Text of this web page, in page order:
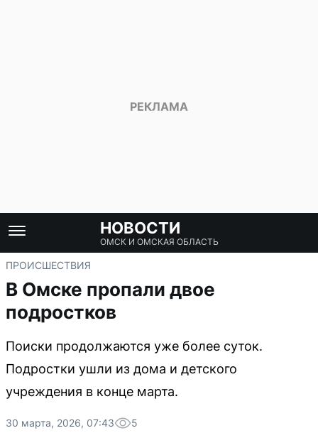
НОВОСТИ
ОМСК И ОМСКАЯ ОБЛАСТЬ
ПРОИСШЕСТВИЯ
В Омске пропали двое
подростков
Поиски продолжаются уже более суток.
Подростки ушли из дома и детского
учреждения в конце марта.
30 марта, 2026, 07:43 5